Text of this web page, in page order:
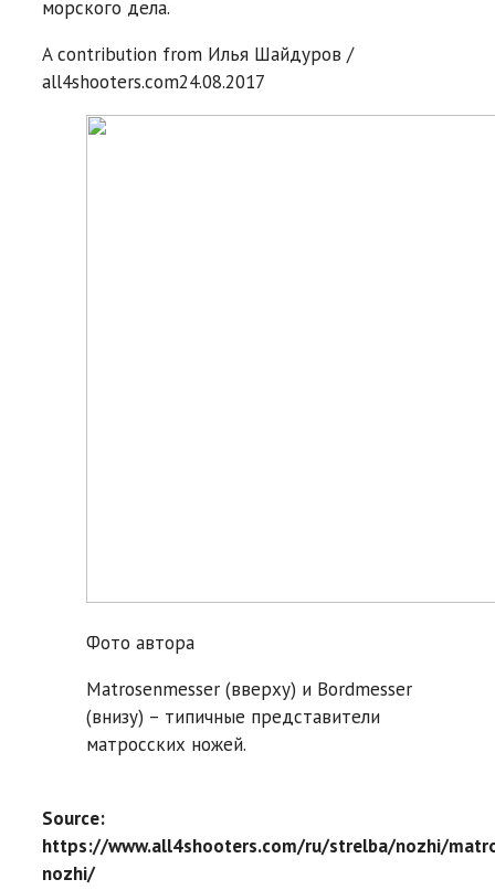
морского дела.
A contribution from Илья Шайдуров /
all4shooters.com24.08.2017
Фото автора
Matrosenmesser (вверху) и Bordmesser
(внизу) – типичные представители
матросских ножей.
Source:
https://www.all4shooters.com/ru/strelba/nozhi/
nozhi/